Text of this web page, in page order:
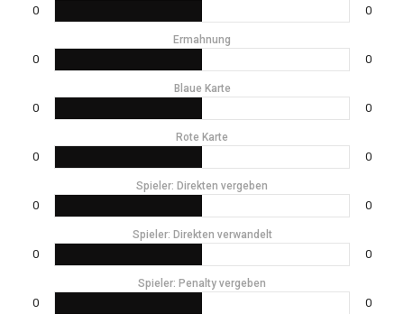
0 0
Ermahnung
0 0
Blaue Karte
0 0
Rote Karte
0 0
Spieler: Direkten vergeben
0 0
Spieler: Direkten verwandelt
0 0
Spieler: Penalty vergeben
0 0